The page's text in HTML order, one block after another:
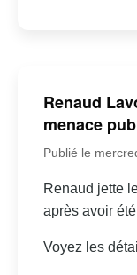
Renaud
menace
Publié le
Renaud jette
après avoir
Voyez les